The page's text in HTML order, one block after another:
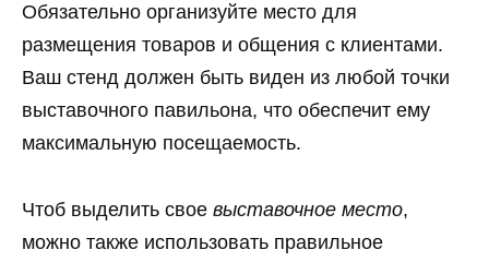
Обязательно организуйте место для
размещения товаров и общения с клиентами.
Ваш стенд должен быть виден из любой точки
выставочного павильона, что обеспечит ему
максимальную посещаемость.
Чтоб выделить свое выставочное место,
можно также использовать правильное